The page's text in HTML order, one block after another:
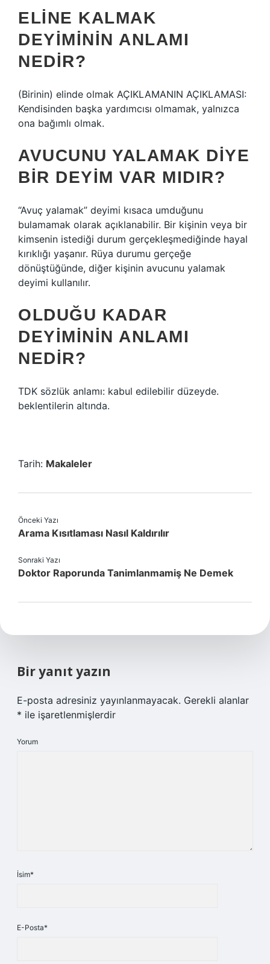
ELINE KALMAK
DEYIMININ ANLAMI
NEDIR?
(Birinin) elinde olmak AÇIKLAMANIN AÇIKLAMASI:
Kendisinden başka yardımcısı olmamak, yalnızca
ona bağımlı olmak.
AVUCUNU YALAMAK DIYE
BIR DEYIM VAR MIDIR?
“Avuç yalamak” deyimi kısaca umduğunu
bulamamak olarak açıklanabilir. Bir kişinin veya bir
kimsenin istediği durum gerçekleşmediğinde hayal
kırıklığı yaşanır. Rüya durumu gerçeğe
dönüştüğünde, diğer kişinin avucunu yalamak
deyimi kullanılır.
OLDUĞU KADAR
DEYIMININ ANLAMI
NEDIR?
TDK sözlük anlamı: kabul edilebilir düzeyde.
beklentilerin altında.
Tarih: Makaleler
Önceki Yazı
Arama Kısıtlaması Nasıl Kaldırılır
Sonraki Yazı
Doktor Raporunda Tanimlanmamiş Ne Demek
Bir yanıt yazın
E-posta adresiniz yayınlanmayacak. Gerekli alanlar
* ile işaretlenmişlerdir
Yorum
İsim*
E-Posta*